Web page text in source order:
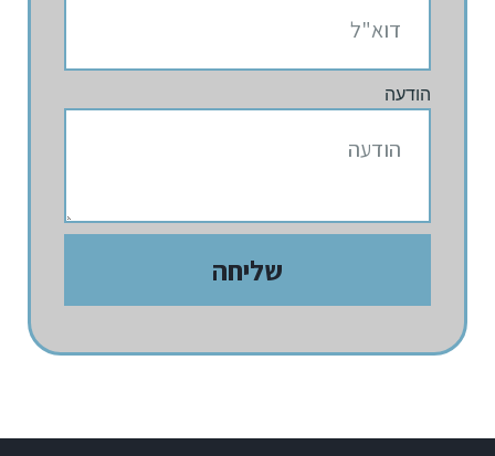
הודעה
שליחה